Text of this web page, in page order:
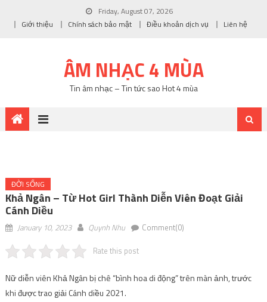
Friday, August 07, 2026
Giới thiệu
Chính sách bảo mật Điều khoản dịch vụ Liên hệ
ÂM NHẠC 4 MÙA
Tin âm nhạc – Tin tức sao Hot 4 mùa
ĐỜI SỐNG
Khả Ngân – Từ Hot Girl Thành Diễn Viên Đoạt Giải
Cánh Diều
January 10, 2023 Quynh Nhu Comment(0)
Rate this post
Nữ diễn viên Khả Ngân bị chê “bình hoa di động” trên màn ảnh, trước
khi được trao giải Cánh diều 2021.